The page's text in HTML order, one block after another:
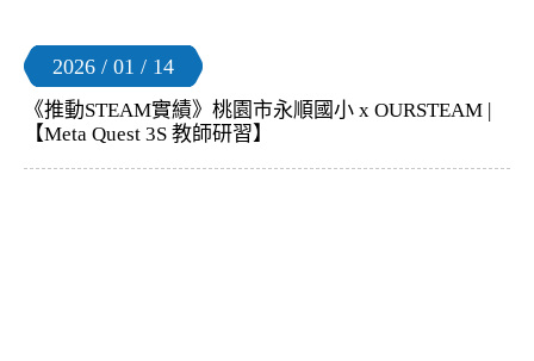
2026 / 01 / 14
《推動STEAM實績》桃園市永順國小 x OURSTEAM |
【Meta Quest 3S 教師研習】